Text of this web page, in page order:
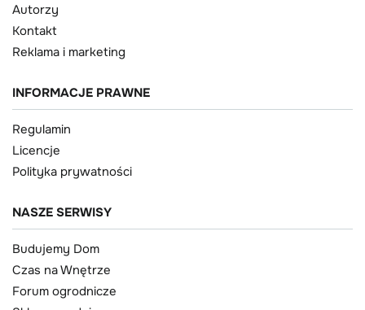
Autorzy
Kontakt
Reklama i marketing
INFORMACJE PRAWNE
Regulamin
Licencje
Polityka prywatności
NASZE SERWISY
Budujemy Dom
Czas na Wnętrze
Forum ogrodnicze